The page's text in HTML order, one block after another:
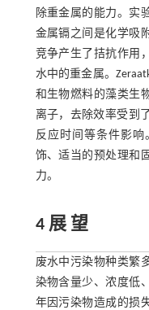
除重金属的能力。实
金属镉之间是化学吸
竞争产生了拮抗作用
水中的重金属。
和生物燃料的藻类生
离子，去除效率受到
反应时间等条件影响
饰、适当的预处理和
力。
4 展 望
废水中污染物种类繁
染物含量少、浓度低
年因污染物造成的损